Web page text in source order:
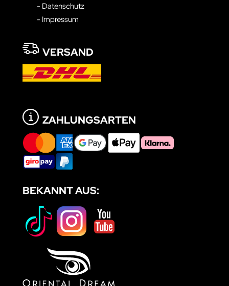
- Datenschutz
- Impressum
VERSAND
ZAHLUNGSARTEN
BEKANNT AUS: